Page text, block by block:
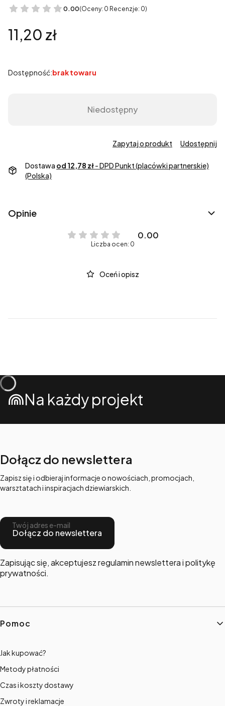
0.00(Oceny: 0 Recenzje: 0)
Cena
11,20 zł
Dostępność:brak towaru
Niedostępny
Zapytaj o produkt Udostępnij
Dostawa od 12,78 zł- DPD Punkt (placówki partnerskie)
(Polska)
Opinie
0.00
Liczba ocen: 0
Oceń i opisz
Na każdy projekt
Dołącz do newslettera
Zapisz się i odbieraj informacje o nowościach, promocjach,
warsztatach i inspiracjach dziewiarskich.
Twój adres e-mail
Dołącz do newslettera
Zapisując się, akceptujesz regulamin newslettera i politykę
prywatności.
Linki w stopce
Pomoc
Jak kupować?
Metody płatności
Czas i koszty dostawy
Zwroty i reklamacje